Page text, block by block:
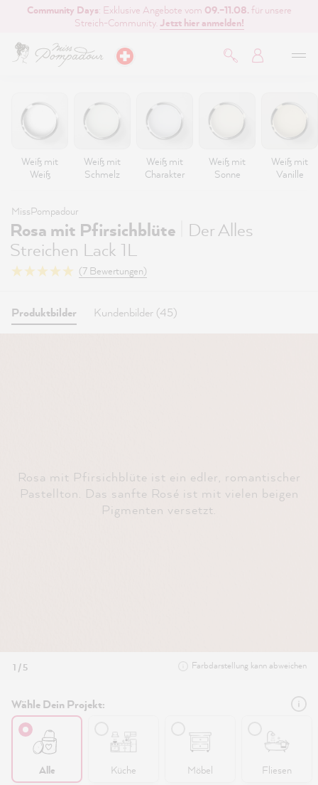
springen
Community Days: Exklusive Angebote vom 09.–11.08. für unsere
Streich-Community. Jetzt hier anmelden!
Weiß mit
Weiß
Weiß mit
Schmelz
Weiß mit
Charakter
Weiß mit
Sonne
Weiß mit
Vanille
MissPompadour
Rosa mit Pfirsichblüte
Der Alles
Streichen Lack 1L
(7 Bewertungen)
Produktbilder Kundenbilder (45)
Rosa mit Pfirsichblüte ist ein edler, romantischer
Pastellton. Das sanfte Rosé ist mit vielen beigen
Pigmenten versetzt.
1 / 5 Farbdarstellung kann abweichen
Wähle Dein Projekt:
Alle Küche Möbel Fliesen